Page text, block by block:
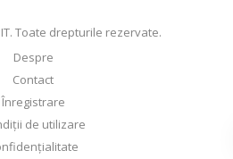
Toate drepturile rezervate.
Despre
Contact
Înregistrare
de utilizare